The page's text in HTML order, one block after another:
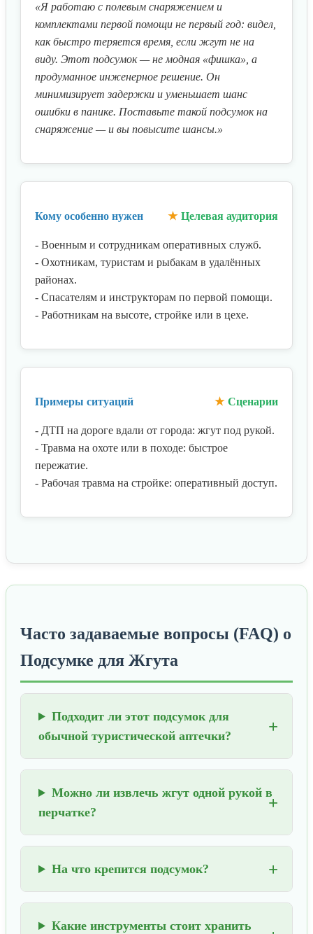
«Я работаю с полевым снаряжением и
комплектами первой помощи не первый год: видел,
как быстро теряется время, если жгут не на
виду. Этот подсумок — не модная «фишка», а
продуманное инженерное решение. Он
минимизирует задержки и уменьшает шанс
ошибки в панике. Поставьте такой подсумок на
снаряжение — и вы повысите шансы.»
Кому особенно нужен Целевая аудитория
- Военным и сотрудникам оперативных служб.
- Охотникам, туристам и рыбакам в удалённых
районах.
- Спасателям и инструкторам по первой помощи.
- Работникам на высоте, стройке или в цехе.
Примеры ситуаций Сценарии
- ДТП на дороге вдали от города: жгут под рукой.
- Травма на охоте или в походе: быстрое
пережатие.
- Рабочая травма на стройке: оперативный доступ.
Часто задаваемые вопросы (FAQ) о
Подсумке для Жгута
Подходит ли этот подсумок для
обычной туристической аптечки?
Можно ли извлечь жгут одной рукой в
перчатке?
На что крепится подсумок?
Какие инструменты стоит хранить